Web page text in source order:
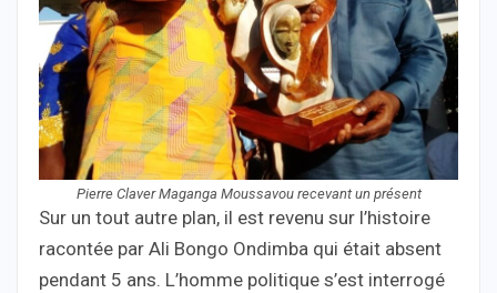
Pierre Claver Maganga Moussavou recevant un présent
Sur un tout autre plan, il est revenu sur l’histoire
racontée par Ali Bongo Ondimba qui était absent
pendant 5 ans. L’homme politique s’est interrogé